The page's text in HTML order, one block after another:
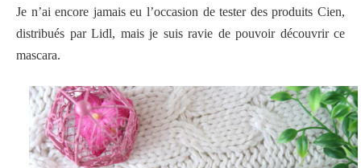
Je n’ai encore jamais eu l’occasion de tester des produits Cien,
distribués par Lidl, mais je suis ravie de pouvoir découvrir ce
mascara.